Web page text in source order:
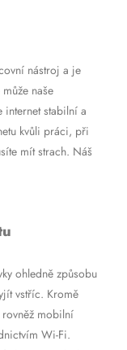
nástroj a je
naše
internet stabilní a
kvůli práci, při
mít strach. Náš
ohledně způsobu
vstříc. Kromě
rovněž mobilní
Wi-Fi.